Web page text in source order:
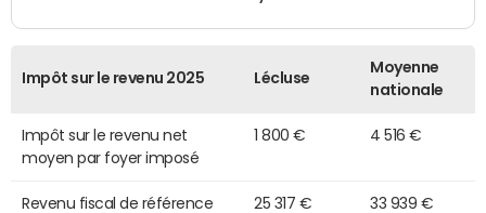
Impôt sur le revenu 2025 Lécluse
Moyenne
nationale
Impôt sur le revenu net
moyen par foyer imposé
1 800 € 4 516 €
Revenu fiscal de référence
25 317 € 33 939 €